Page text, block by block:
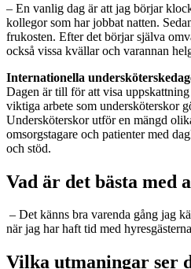
– En vanlig dag är att jag börjar
kollegor som har jobbat natten.
frukosten. Efter det börjar själva
också vissa kvällar och varannan
Internationella
Dagen är till för att visa
viktiga arbete som undersköterskor
Undersköterskor utför en mängd
omsorgstagare och patienter med
och stöd.
Vad är det bästa med
– Det känns bra varenda gång jag
när jag har haft tid med
Vilka utmaningar ser